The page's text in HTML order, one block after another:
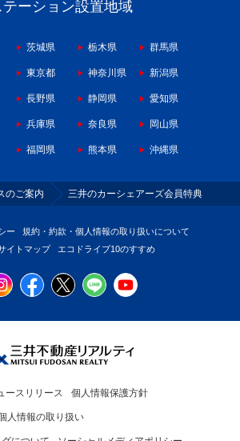
テーション設置地域
茨城県 栃木県 群馬県
東京都 神奈川県 新潟県
長野県 静岡県 愛知県
兵庫県 奈良県 岡山県
福岡県 熊本県 沖縄県
のご案内 三井のカーシェアーズ会員特典
ー
規約・約款・個人情報の取り扱いについて
イトマップ エコドライブ10のすすめ
ースリリース 個人情報保護方針
人情報の取り扱い